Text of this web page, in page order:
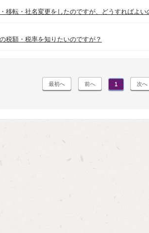
移転・社名変更をしたのですが、どうすればよい
税額・税率を知りたいのですが？
1